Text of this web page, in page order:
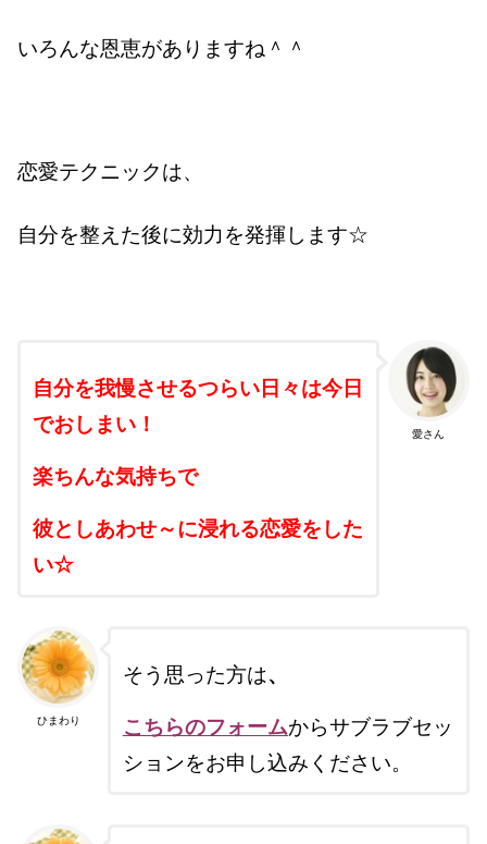
いろんな恩恵がありますね＾＾
恋愛テクニックは、
自分を整えた後に効力を発揮します☆
愛さん
自分を我慢させるつらい日々は今日
でおしまい！
楽ちんな気持ちで
彼としあわせ～に浸れる恋愛をした
い☆
ひまわり
そう思った方は、
こちらのフォームからサブラブセッ
ションをお申し込みください。